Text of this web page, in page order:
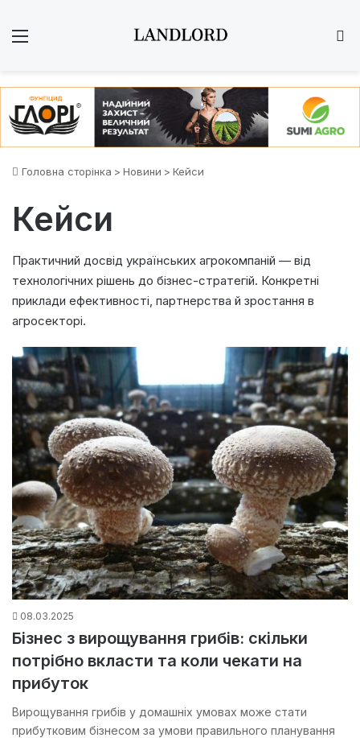
Головна сторінка > Новини > Кейси
Кейси
Практичний досвід українських агрокомпаній — від
технологічних рішень до бізнес-стратегій. Конкретні
приклади ефективності, партнерства й зростання в
агросекторі.
08.03.2025
Бізнес з вирощування грибів: скільки
потрібно вкласти та коли чекати на
прибуток
Вирощування грибів у домашніх умовах може стати
прибутковим бізнесом за умови правильного планування